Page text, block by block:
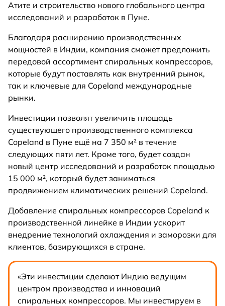
Атите и строительство нового глобального центра
исследований и разработок в Пуне.
Благодаря расширению производственных
мощностей в Индии, компания сможет предложить
передовой ассортимент спиральных компрессоров,
которые будут поставлять как внутренний рынок,
так и ключевые для Copeland международные
рынки.
Инвестиции позволят увеличить площадь
существующего производственного комплекса
Copeland в Пуне ещё на 7 350 м² в течение
следующих пяти лет. Кроме того, будет создан
новый центр исследований и разработок площадью
15 000 м², который будет заниматься
продвижением климатических решений Copeland.
Добавление спиральных компрессоров Copeland к
производственной линейке в Индии ускорит
внедрение технологий охлаждения и заморозки для
клиентов, базирующихся в стране.
«Эти инвестиции сделают Индию ведущим
центром производства и инноваций
спиральных компрессоров. Мы инвестируем в